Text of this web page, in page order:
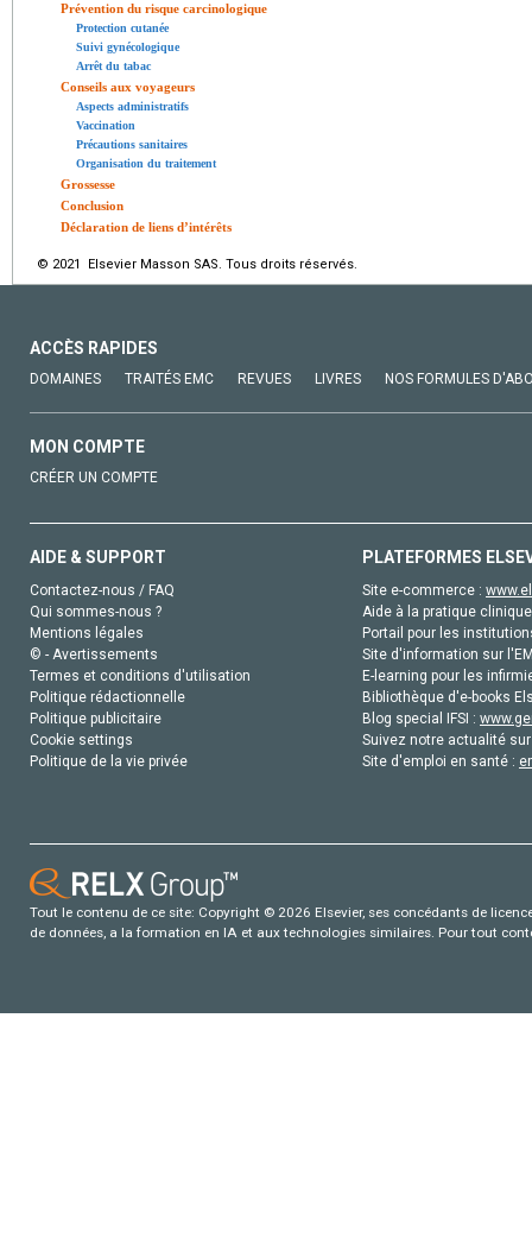
Prévention du risque carcinologique
Protection cutanée
Suivi gynécologique
Arrêt du tabac
Conseils aux voyageurs
Aspects administratifs
Vaccination
Précautions sanitaires
Organisation du traitement
Grossesse
Conclusion
Déclaration de liens d’intérêts
© 2021 Elsevier Masson SAS. Tous droits réservés.
ACCÈS RAPIDES
DOMAINES TRAITÉS EMC REVUES LIVRES NOS FORMULES
MON COMPTE
CRÉER UN COMPTE
AIDE & SUPPORT
Contactez-nous / FAQ
Qui sommes-nous ?
Mentions légales
© - Avertissements
Termes et conditions d'utilisation
Politique rédactionnelle
Politique publicitaire
Cookie settings
Politique de la vie privée
PLATEFORMES
Site e-commerce :
Aide à la pratique
Portail pour les
Site d'information sur
E-learning pour les
Bibliothèque d'e-books
Blog special IFSI :
Suivez notre actualité
Site d'emploi en santé :
Tout le contenu de ce site: Copyright © 2026 Elsevier, ses concédants de
de données, a la formation en IA et aux technologies similaires. Pour tout